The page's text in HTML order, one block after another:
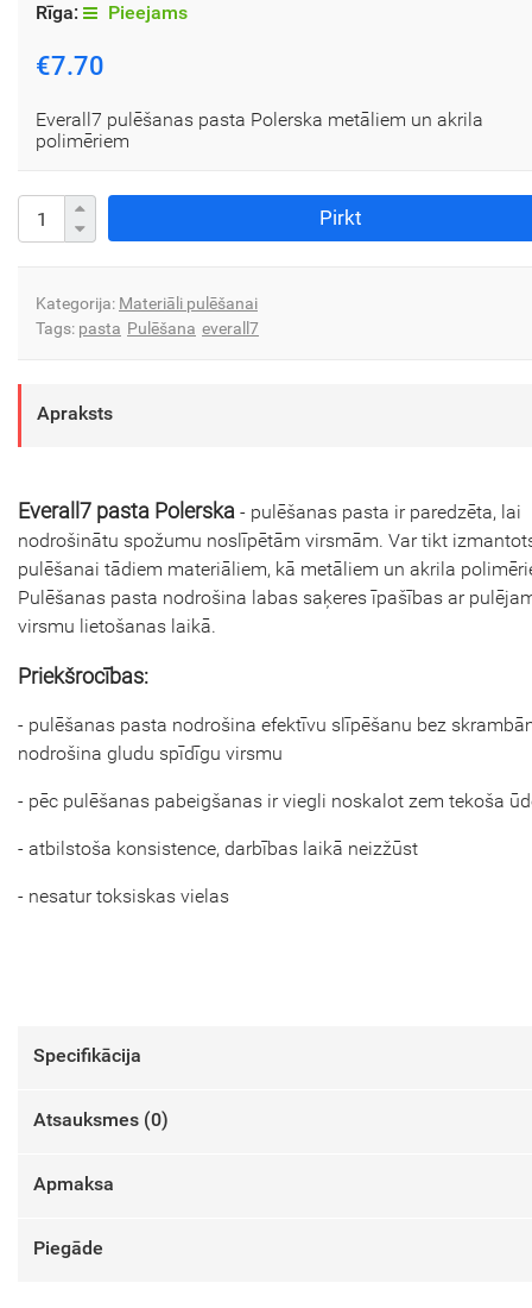
Rīga: Pieejams
€7.70
Everall7 pulēšanas pasta Polerska metāliem un akrila
polimēriem
Pirkt
Kategorija: Materiāli pulēšanai
Tags: pasta Pulēšana everall7
Apraksts
Everall7 pasta Polerska - pulēšanas pasta ir paredzēta, lai
nodrošinātu spožumu noslīpētām virsmām. Var tikt
pulēšanai tādiem materiāliem, kā metāliem un akrila
Pulēšanas pasta nodrošina labas saķeres īpašības ar
virsmu lietošanas laikā.
Priekšrocības:
- pulēšanas pasta nodrošina efektīvu slīpēšanu bez
nodrošina gludu spīdīgu virsmu
- pēc pulēšanas pabeigšanas ir viegli noskalot zem tekoša
- atbilstoša konsistence, darbības laikā neizžūst
- nesatur toksiskas vielas
Specifikācija
Atsauksmes (0)
Apmaksa
Piegāde